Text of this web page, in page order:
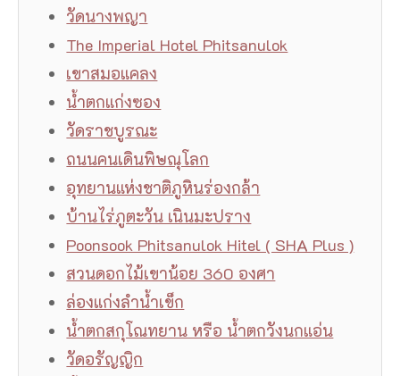
วัดนางพญา
The Imperial Hotel Phitsanulok
เขาสมอแคลง
น้ำตกแก่งซอง
วัดราชบูรณะ
ถนนคนเดินพิษณุโลก
อุทยานแห่งชาติภูหินร่องกล้า
บ้านไร่ภูตะวัน เนินมะปราง
Poonsook Phitsanulok Hitel ( SHA Plus )
สวนดอกไม้เขาน้อย 360 องศา
ล่องแก่งลำน้ำเข็ก
น้ำตกสกุโณทยาน หรือ น้ำตกวังนกแอ่น
วัดอรัญญิก